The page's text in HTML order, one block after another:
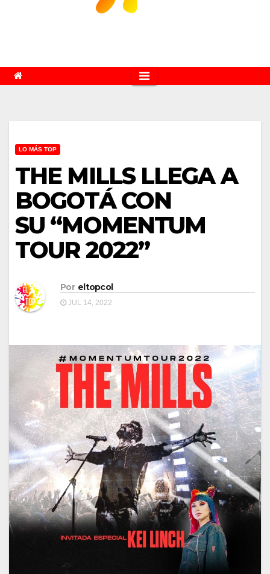
LO MÁS TOP
THE MILLS LLEGA A
BOGOTÁ CON
SU “MOMENTUM
TOUR 2022”
Por eltopcol
JUL 14, 2022